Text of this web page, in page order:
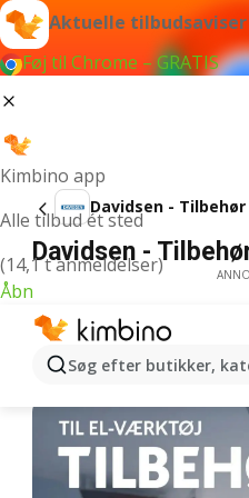
Aktuelle
Føj til Chrome – GRATIS
Kimbino app
Alle tilbud ét sted
(14,1 t anmeldelser)
Åbn
Søg efter butikker,
Davidsen -
Davidsen -